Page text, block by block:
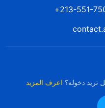
تريد دخوله؟ اعرف المزيد